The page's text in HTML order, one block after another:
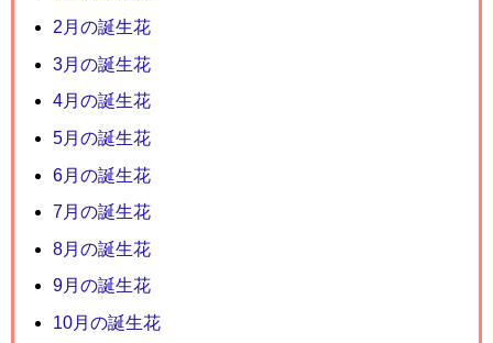
2月の誕生花
3月の誕生花
4月の誕生花
5月の誕生花
6月の誕生花
7月の誕生花
8月の誕生花
9月の誕生花
10月の誕生花